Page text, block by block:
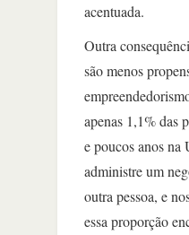
acentuada.
Outra
são menos
apenas 1,1% das
e poucos anos na
administre um
outra pessoa, e
essa proporção